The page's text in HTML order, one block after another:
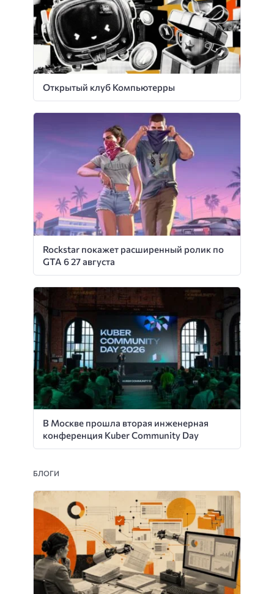
Открытый клуб Компьютерры
Rockstar покажет расширенный ролик по
GTA 6 27 августа
В Москве прошла вторая инженерная
конференция Kuber Community Day
БЛОГИ